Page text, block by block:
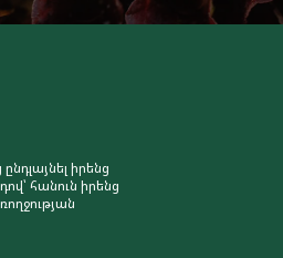
իրենց
հանուն իրենց